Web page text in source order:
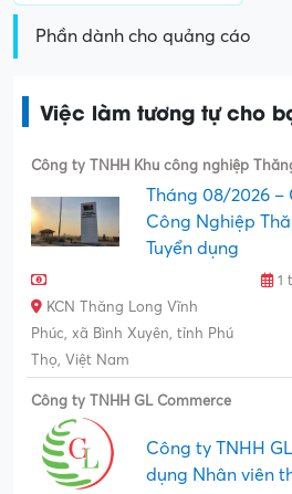
Phần dành cho quảng cáo
Việc làm tương tự cho
Công ty TNHH Khu công nghiệp
Tháng 08/2026 –
Công Nghiệp
Tuyển dụng
1
KCN Thăng Long Vĩnh
Phúc, xã Bình Xuyên, tỉnh Phú
Thọ, Việt Nam
Công ty TNHH GL Commerce
Công ty TNHH
dụng Nhân viên